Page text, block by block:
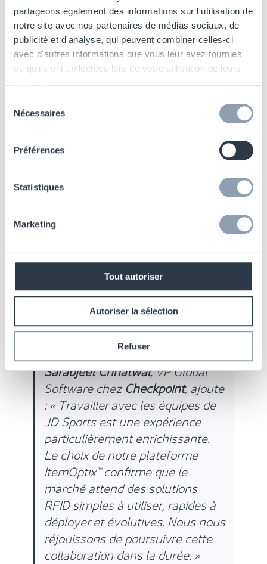
partageons également des informations sur l'utilisation de
notre site avec nos partenaires de médias sociaux, de
publicité et d'analyse, qui peuvent combiner celles-ci
avec d'autres informations que vous leur avez fournies
ou qu'ils ont collectées lors de votre utilisation de leurs
Nécessaires
Préférences
Statistiques
Marketing
Tout autoriser
Autoriser la sélection
Refuser
Daniel McGrath, Directeur des
opérations clients chezJD Group,
déclare : « Nous sommes ravis de
franchir une nouvelle étape dans
Checkpoint pour les mois et
engagement et leur soutien alors
transformation RFID. » Il souligne
collaboration : « Nous
appelé à durer. Il était essentiel de
démarrer sur des bases solides.
Les deux équipes ont travaillé
sans relâche et dans des délais
serrés pour atteindre les résultats
Sarabjeet Chhatwal, VP Global
Software chezCheckpoint, ajoute
: « Travailler avec les équipes de
JD Sports est une expérience
particulièrement enrichissante.
Le choix de notre plateforme
ItemOptix™ confirme que le
marché attend des solutions
RFID simples à utiliser, rapides à
déployer et évolutives. Nous nous
réjouissons de poursuivre cette
collaboration dans la durée. »